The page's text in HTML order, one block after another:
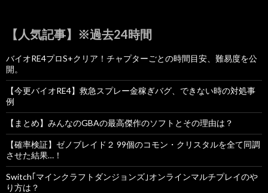
【人気記事】※過去24時間
バイオRE4プロS+クリア！チャプターごとの時間目安、難易度を公
開。
【今更バイオRE4】救急スプレー金稼ぎバグ、できない時の対処事
例
【まとめ】みんなのGBAの最高傑作のソフトとその理由は？
【確率検証】ゼノブレイド２ 99個のコモン・クリスタルを全て同調
させた結果…！
Switch｢マインクラフトダンジョンズ｣オンラインマルチプレイのや
り方は？